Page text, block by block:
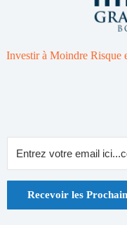
Investir à Moindre Risque
Recevoir les